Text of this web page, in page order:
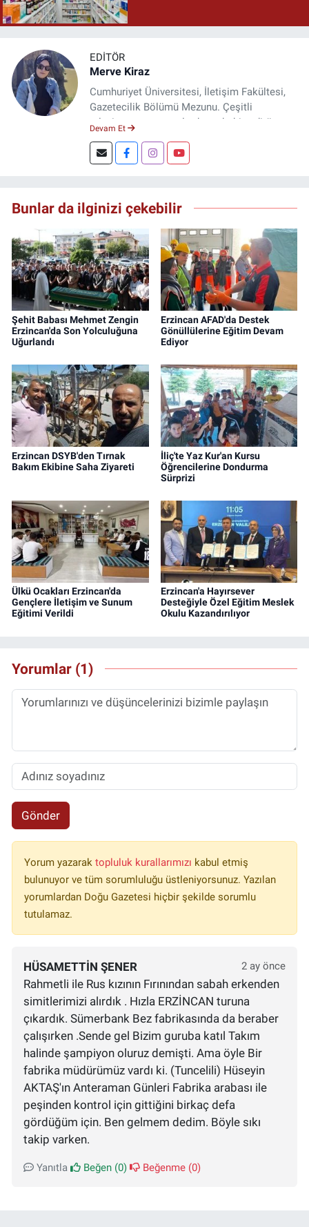
EDITÖR
Merve Kiraz
Cumhuriyet Üniversitesi, İletişim Fakültesi,
Gazetecilik Bölümü Mezunu. Çeşitli
televizyon ve gazetelerde muhabir, editör,
Şuan, www.dogugazetesi.com adlı haber
sitesinin Yazı İşleri Müdürlüğünü yürütmekte.
Devam Et
Bunlar da ilginizi çekebilir
Şehit Babası Mehmet Zengin
Erzincan'da Son Yolculuğuna
Uğurlandı
Erzincan AFAD'da Destek
Gönüllülerine Eğitim Devam
Ediyor
Erzincan DSYB'den Tırnak
Bakım Ekibine Saha Ziyareti
İliç'te Yaz Kur'an Kursu
Öğrencilerine Dondurma
Sürprizi
Ülkü Ocakları Erzincan'da
Gençlere İletişim ve Sunum
Eğitimi Verildi
Erzincan'a Hayırsever
Desteğiyle Özel Eğitim Meslek
Okulu Kazandırılıyor
Yorumlar (1)
Gönder
Yorum yazarak topluluk kurallarımızı kabul etmiş
bulunuyor ve tüm sorumluluğu üstleniyorsunuz. Yazılan
yorumlardan Doğu Gazetesi hiçbir şekilde sorumlu
tutulamaz.
HÜSAMETTIN ŞENER 2 ay önce
Rahmetli ile Rus kızının Fırınından sabah erkenden
simitlerimizi alırdık . Hızla ERZİNCAN turuna
çıkardık. Sümerbank Bez fabrikasında da beraber
çalışırken .Sende gel Bizim guruba katıl Takım
halinde şampiyon oluruz demişti. Ama öyle Bir
fabrika müdürümüz vardı ki. (Tuncelili) Hüseyin
AKTAŞ'ın Anteraman Günleri Fabrika arabası ile
peşinden kontrol için gittiğini birkaç defa
gördüğüm için. Ben gelmem dedim. Böyle sıkı
takip varken.
Yanıtla Beğen (0) Beğenme (0)